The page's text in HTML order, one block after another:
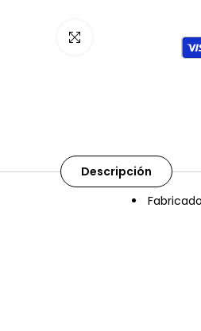
Haz clic para ampliar
Descripción